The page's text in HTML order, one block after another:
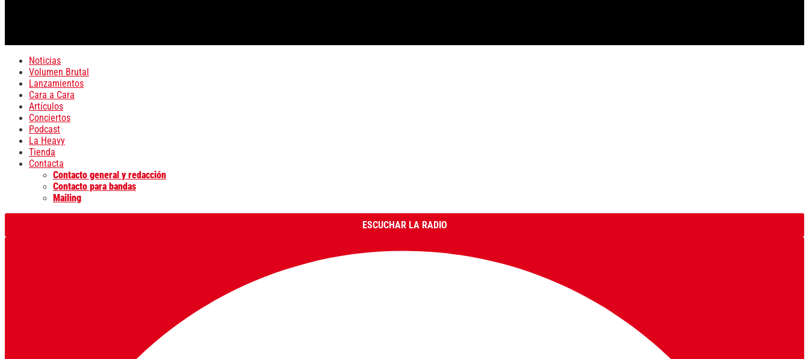
Noticias
Volumen Brutal
Lanzamientos
Cara a Cara
Artículos
Conciertos
Podcast
La Heavy
Tienda
Contacta
Contacto general y redacción
Contacto para bandas
Mailing
ESCUCHAR LA RADIO